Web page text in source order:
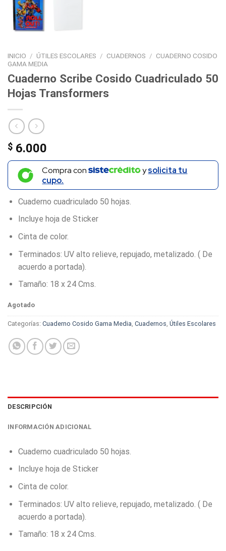
INICIO / ÚTILES ESCOLARES / CUADERNOS / CUADERNO COSIDO
GAMA MEDIA
Cuaderno Scribe Cosido Cuadriculado 50
Hojas Transformers
$ 6.000
Compra con ysolicita tu
cupo.
Cuaderno cuadriculado 50 hojas.
Incluye hoja de Sticker
Cinta de color.
Terminados: UV alto relieve, repujado, metalizado. ( De
acuerdo a portada).
Tamaño: 18 x 24 Cms.
Agotado
Categorías: Cuaderno Cosido Gama Media Cuadernos Útiles Escolares
DESCRIPCIÓN
INFORMACIÓN ADICIONAL
Cuaderno cuadriculado 50 hojas.
Incluye hoja de Sticker
Cinta de color.
Terminados: UV alto relieve, repujado, metalizado. ( De
acuerdo a portada).
Tamaño: 18 x 24 Cms.